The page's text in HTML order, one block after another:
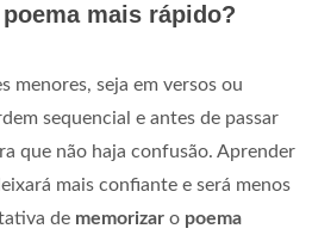
mais rápido?
menores, seja em versos ou
sequencial e antes de passar
que não haja confusão. Aprender
mais confiante e será menos
de memorizar o poema